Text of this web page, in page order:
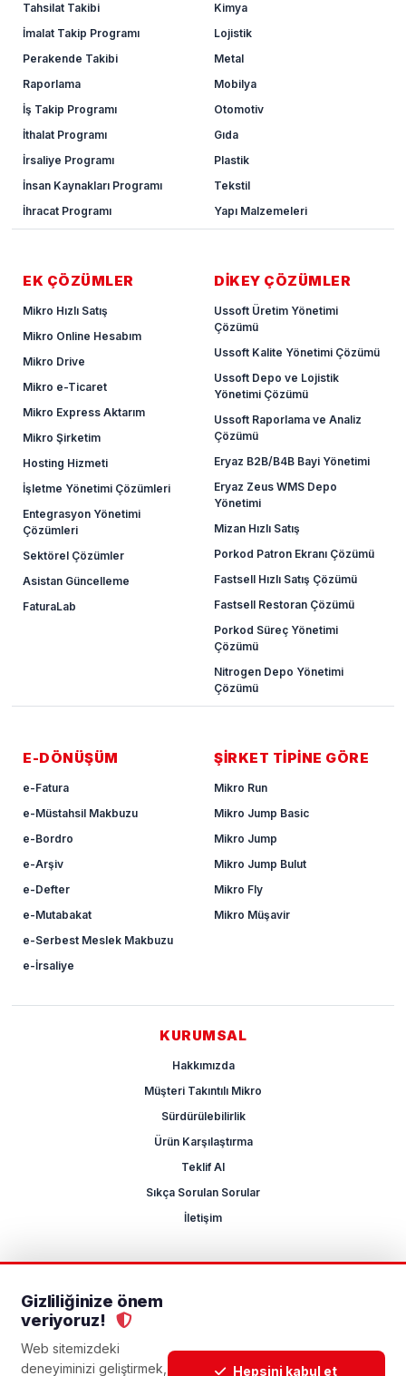
Gizliliğinize önem
veriyoruz!
Web sitemizdeki
deneyiminizi geliştirmek,
Hepsini kabul et
Tahsilat Takibi
İmalat Takip Programı
Perakende Takibi
Raporlama
İş Takip Programı
İthalat Programı
İrsaliye Programı
İnsan Kaynakları Programı
İhracat Programı
Kimya
Lojistik
Metal
Mobilya
Otomotiv
Gıda
Plastik
Tekstil
Yapı Malzemeleri
EK ÇÖZÜMLER
Mikro Hızlı Satış
Mikro Online Hesabım
Mikro Drive
Mikro e-Ticaret
Mikro Express Aktarım
Mikro Şirketim
Hosting Hizmeti
İşletme Yönetimi Çözümleri
Entegrasyon Yönetimi
Çözümleri
Sektörel Çözümler
Asistan Güncelleme
FaturaLab
DİKEY ÇÖZÜMLER
Ussoft Üretim Yönetimi
Çözümü
Ussoft Kalite Yönetimi Çözümü
Ussoft Depo ve Lojistik
Yönetimi Çözümü
Ussoft Raporlama ve Analiz
Çözümü
Eryaz B2B/B4B Bayi Yönetimi
Eryaz Zeus WMS Depo
Yönetimi
Mizan Hızlı Satış
Porkod Patron Ekranı Çözümü
Fastsell Hızlı Satış Çözümü
Fastsell Restoran Çözümü
Porkod Süreç Yönetimi
Çözümü
Nitrogen Depo Yönetimi
Çözümü
E-DÖNÜŞÜM
e-Fatura
e-Müstahsil Makbuzu
e-Bordro
e-Arşiv
e-Defter
e-Mutabakat
e-Serbest Meslek Makbuzu
e-İrsaliye
ŞİRKET TİPİNE GÖRE
Mikro Run
Mikro Jump Basic
Mikro Jump
Mikro Jump Bulut
Mikro Fly
Mikro Müşavir
KURUMSAL
Hakkımızda
Müşteri Takıntılı Mikro
Sürdürülebilirlik
Ürün Karşılaştırma
Teklif Al
Sıkça Sorulan Sorular
İletişim
KVKKGizlilik Politikası